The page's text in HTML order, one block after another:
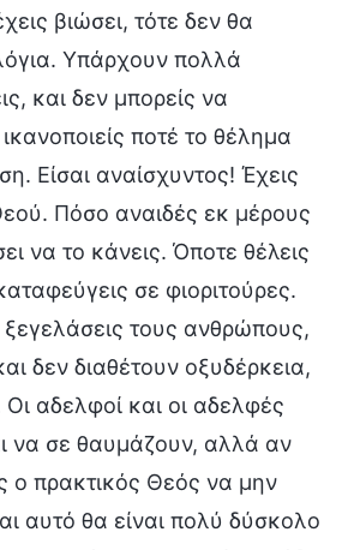
βιώσει, τότε δεν θα
Υπάρχουν πολλά
και δεν μπορείς να
ποτέ το θέλημα
Είσαι αναίσχυντος! Έχεις
Πόσο αναιδές εκ μέρους
να το κάνεις. Όποτε θέλεις
σε φιοριτούρες.
ξεγελάσεις τους ανθρώπους,
δεν διαθέτουν οξυδέρκεια,
αδελφοί και οι αδελφές
να σε θαυμάζουν, αλλά αν
ο πρακτικός Θεός να μην
αυτό θα είναι πολύ δύσκολο